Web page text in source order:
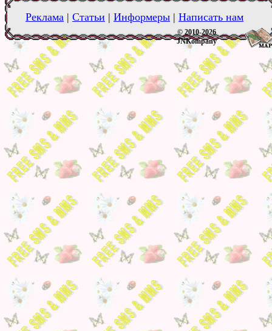
Реклама | Статьи | Информеры | Написать нам
© 2010-2026
JNKompany